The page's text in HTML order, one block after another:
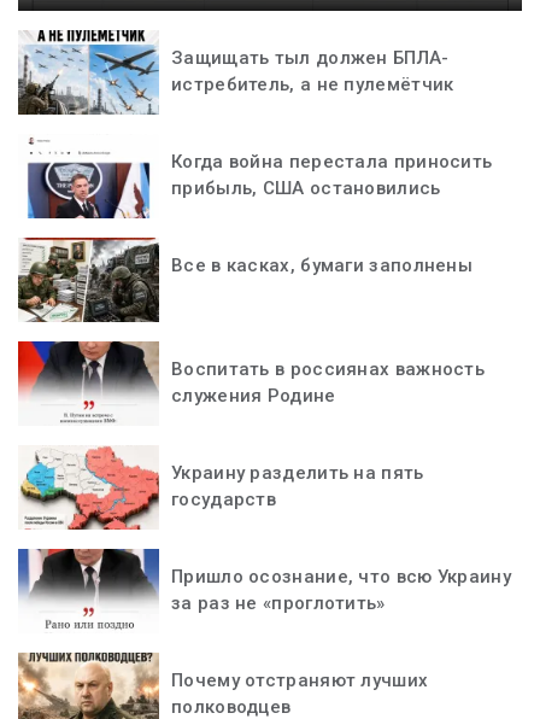
Защищать тыл должен БПЛА-
истребитель, а не пулемётчик
Когда война перестала приносить
прибыль, США остановились
Все в касках, бумаги заполнены
Воспитать в россиянах важность
служения Родине
Украину разделить на пять
государств
Пришло осознание, что всю Украину
за раз не «проглотить»
Почему отстраняют лучших
полководцев